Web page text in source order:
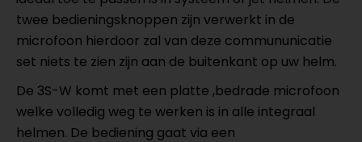
twee bedieningsknoppen zijn verwerkt in de
microfoon hierdoor zal van deze commununicatie
set niets te zien zijn aan de buitenkant op uw helm.
De 3S-W komt met een platte ,bedrade microfoon
welke volledig weg te werken is in alle integraal
helmen. De bediening gaat via een